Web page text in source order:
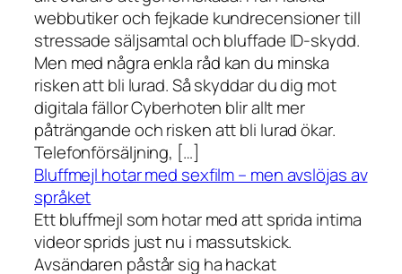
webbutiker och fejkade kundrecensioner till
stressade säljsamtal och bluffade ID-skydd.
Men med några enkla råd kan du minska
risken att bli lurad. Så skyddar du dig mot
digitala fällor Cyberhoten blir allt mer
påträngande och risken att bli lurad ökar.
Telefonförsäljning, […]
Bluffmejl hotar med sexfilm – men avslöjas av
språket
Ett bluffmejl som hotar med att sprida intima
videor sprids just nu i massutskick.
Avsändaren påstår sig ha hackat